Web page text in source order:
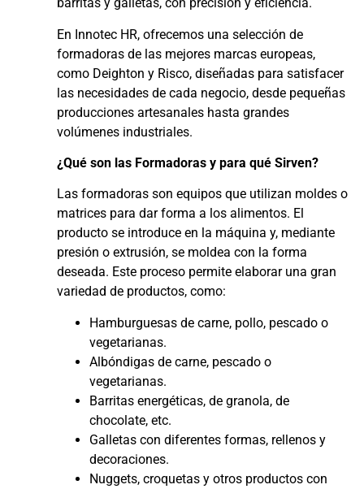
En Innotec HR, ofrecemos una selección de
formadoras de las mejores marcas europeas,
como Deighton y Risco, diseñadas para satisfacer
las necesidades de cada negocio, desde pequeñas
producciones artesanales hasta grandes
volúmenes industriales.
¿Qué son las Formadoras y para qué Sirven?
Las formadoras son equipos que utilizan moldes o
matrices para dar forma a los alimentos. El
producto se introduce en la máquina y, mediante
presión o extrusión, se moldea con la forma
deseada. Este proceso permite elaborar una gran
variedad de productos, como:
Hamburguesas de carne, pollo, pescado o
vegetarianas.
Albóndigas de carne, pescado o
vegetarianas.
Barritas energéticas, de granola, de
chocolate, etc.
Galletas con diferentes formas, rellenos y
decoraciones.
Nuggets, croquetas y otros productos con